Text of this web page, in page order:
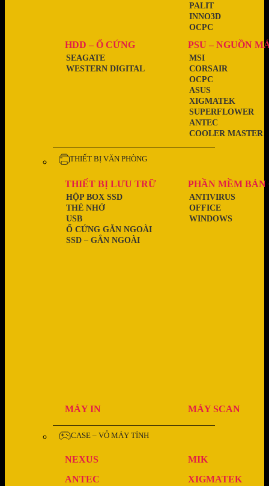
OCPC
INNO3D
PALIT
HDD – Ổ CỨNG
WESTERN DIGITAL
SEAGATE
PSU – NGUỒN
COOLER MASTER
ANTEC
SUPERFLOWER
XIGMATEK
ASUS
OCPC
CORSAIR
MSI
THIẾT BỊ VĂN PHÒNG
THIẾT BỊ LƯU TRỮ
SSD – GẮN NGOÀI
Ổ CỨNG GẮN NGOÀI
USB
THẺ NHỚ
HỘP BOX SSD
PHẦN MỀM BẢN
WINDOWS
OFFICE
ANTIVIRUS
MÁY IN MÁY SCAN
CASE – VỎ MÁY TÍNH
NEXUS
MIK
ANTEC
XIGMATEK